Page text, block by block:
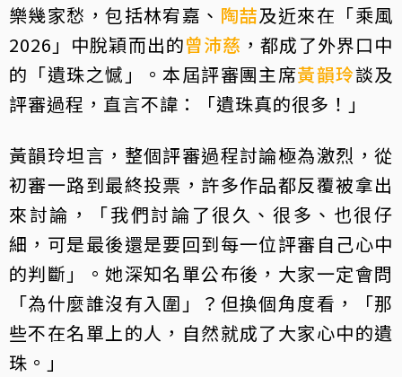
樂幾家愁，包括林宥嘉、 陶喆及近來在「乘風
2026」中脫穎而出的曾沛慈 ，都成了外界口中
的「遺珠之憾」。本屆評審團主席黃韻玲談及
評審過程，直言不諱：「遺珠真的很多！」
黃韻玲坦言，整個評審過程討論極為激烈，從
初審一路到最終投票，許多作品都反覆被拿出
來討論，「我們討論了很久、很多、也很仔
細，可是最後還是要回到每一位評審自己心中
的判斷」。她深知名單公布後，大家一定會問
「為什麼誰沒有入圍」？但換個角度看，「那
些不在名單上的人，自然就成了大家心中的遺
珠。」